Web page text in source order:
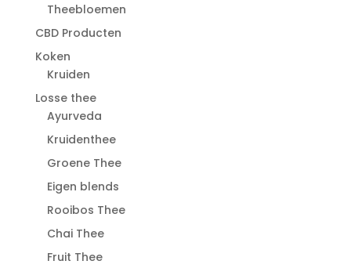
Theebloemen
CBD Producten
Koken
Kruiden
Losse thee
Ayurveda
Kruidenthee
Groene Thee
Eigen blends
Rooibos Thee
Chai Thee
Fruit Thee